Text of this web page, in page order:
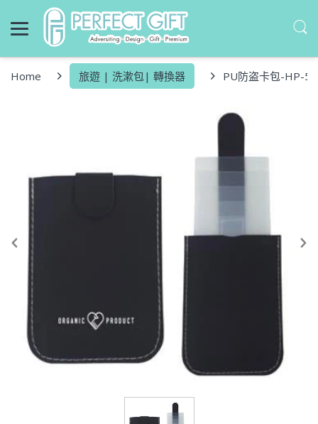
Home 旅遊 | 洗漱包| 轉換器 PU防盗卡包-HP-